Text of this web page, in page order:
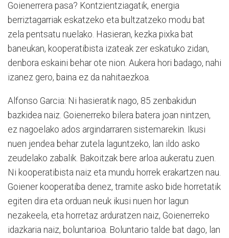
Goienerrera pasa? Kontzientziagatik, energia
berriztagarriak eskatzeko eta bultzatzeko modu bat
zela pentsatu nuelako. Hasieran, kezka pixka bat
baneukan, kooperatibista izateak zer eskatuko zidan,
denbora eskaini behar ote nion. Aukera hori badago, nahi
izanez gero, baina ez da nahitaezkoa.
Alfonso Garcia: Ni hasieratik nago, 85 zenbakidun
bazkidea naiz. Goienerreko bilera batera joan nintzen,
ez nagoelako ados argindarraren sistemarekin. Ikusi
nuen jendea behar zutela laguntzeko, lan ildo asko
zeudelako zabalik. Bakoitzak bere arloa aukeratu zuen.
Ni kooperatibista naiz eta mundu horrek erakartzen nau.
Goiener kooperatiba denez, tramite asko bide horretatik
egiten dira eta orduan neuk ikusi nuen hor lagun
nezakeela, eta horretaz arduratzen naiz, Goienerreko
idazkaria naiz, boluntarioa. Boluntario talde bat dago, lan